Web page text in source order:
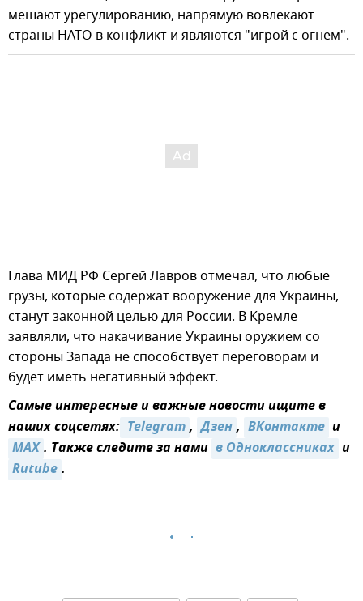
мешают урегулированию, напрямую вовлекают
страны НАТО в конфликт и являются "игрой с огнем".
Глава МИД РФ Сергей Лавров отмечал, что любые
грузы, которые содержат вооружение для Украины,
станут законной целью для России. В Кремле
заявляли, что накачивание Украины оружием со
стороны Запада не способствует переговорам и
будет иметь негативный эффект.
Самые интересные и важные новости ищите в
наших соцсетях: Telegram, Дзен, ВКонтакте и
MAX. Также следите за нами в Одноклассниках и
Rutube.